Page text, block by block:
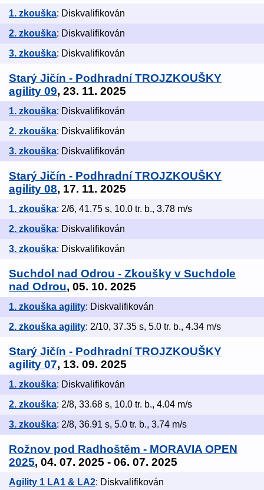
1. zkouška: Diskvalifikován
2. zkouška: Diskvalifikován
3. zkouška: Diskvalifikován
Starý Jičín - Podhradní TROJZKOUŠKY
agility 09, 23. 11. 2025
1. zkouška: Diskvalifikován
2. zkouška: Diskvalifikován
3. zkouška: Diskvalifikován
Starý Jičín - Podhradní TROJZKOUŠKY
agility 08, 17. 11. 2025
1. zkouška: 2/6, 41.75 s, 10.0 tr. b., 3.78 m/s
2. zkouška: Diskvalifikován
3. zkouška: Diskvalifikován
Suchdol nad Odrou - Zkoušky v Suchdole
nad Odrou, 05. 10. 2025
1. zkouška agility: Diskvalifikován
2. zkouška agility: 2/10, 37.35 s, 5.0 tr. b., 4.34 m/s
Starý Jičín - Podhradní TROJZKOUŠKY
agility 07, 13. 09. 2025
1. zkouška: Diskvalifikován
2. zkouška: 2/8, 33.68 s, 10.0 tr. b., 4.04 m/s
3. zkouška: 2/8, 36.91 s, 5.0 tr. b., 3.74 m/s
Rožnov pod Radhoštěm - MORAVIA OPEN
2025, 04. 07. 2025 - 06. 07. 2025
Agility 1 LA1 & LA2: Diskvalifikován